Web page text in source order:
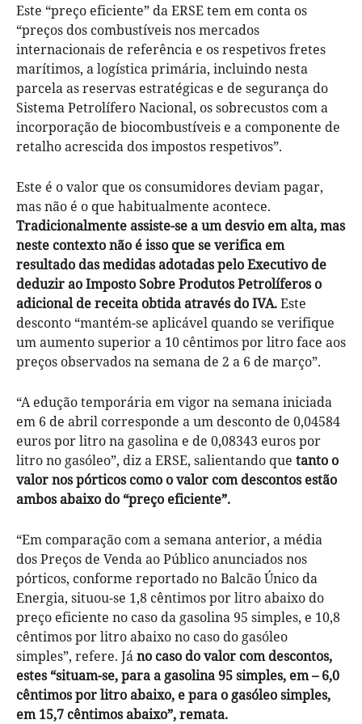
Este “preço eficiente” da ERSE tem em conta os
“preços dos combustíveis nos mercados
internacionais de referência e os respetivos fretes
marítimos, a logística primária, incluindo nesta
parcela as reservas estratégicas e de segurança do
Sistema Petrolífero Nacional, os sobrecustos com a
incorporação de biocombustíveis e a componente de
retalho acrescida dos impostos respetivos”.
Este é o valor que os consumidores deviam pagar,
mas não é o que habitualmente acontece.
Tradicionalmente assiste-se a um desvio em alta, mas
neste contexto não é isso que se verifica em
resultado das medidas adotadas pelo Executivo de
deduzir ao Imposto Sobre Produtos Petrolíferos o
adicional de receita obtida através do IVA.Este
desconto “mantém-se aplicável quando se verifique
um aumento superior a 10 cêntimos por litro face aos
preços observados na semana de 2 a 6 de março”.
“A edução temporária em vigor na semana iniciada
em 6 de abril corresponde a um desconto de 0,04584
euros por litro na gasolina e de 0,08343 euros por
litro no gasóleo”, diz a ERSE, salientando que tanto o
valor nos pórticos como o valor com descontos estão
ambos abaixo do “preço eficiente”.
“Em comparação com a semana anterior, a média
dos Preços de Venda ao Público anunciados nos
pórticos, conforme reportado no Balcão Único da
Energia, situou-se 1,8 cêntimos por litro abaixo do
preço eficiente no caso da gasolina 95 simples, e 10,8
cêntimos por litro abaixo no caso do gasóleo
simples”, refere. Jáno caso do valor com descontos,
estes “situam-se, para a gasolina 95 simples, em – 6,0
cêntimos por litro abaixo, e para o gasóleo simples,
em 15,7 cêntimos abaixo”, remata.